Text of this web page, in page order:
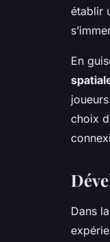
établir
En
choix
Dans la